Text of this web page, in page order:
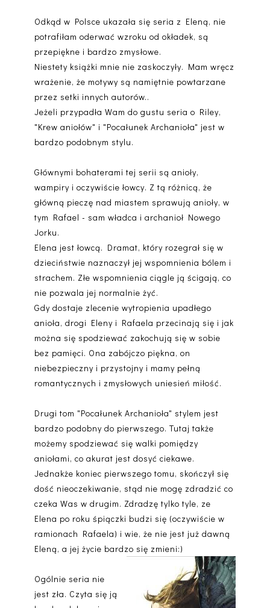
Odkąd w Polsce ukazała się seria z Eleną, nie
potrafiłam oderwać wzroku od okładek, są
przepiękne i bardzo zmysłowe.
Niestety książki mnie nie zaskoczyły. Mam wręcz
wrażenie, że motywy są namiętnie powtarzane
przez setki innych autorów..
Jeżeli przypadła Wam do gustu seria o Riley,
"Krew aniołów" i "Pocałunek Archanioła" jest w
bardzo podobnym stylu.
Głównymi bohaterami tej serii są anioły,
wampiry i oczywiście łowcy. Z tą różnicą, że
główną pieczę nad miastem sprawują anioły, w
tym Rafael - sam władca i archanioł Nowego
Jorku.
Elena jest łowcą. Dramat, który rozegrał się w
dzieciństwie naznaczył jej wspomnienia bólem i
strachem. Złe wspomnienia ciągle ją ścigają, co
nie pozwala jej normalnie żyć.
Gdy dostaje zlecenie wytropienia upadłego
anioła, drogi Eleny i Rafaela przecinają się i jak
można się spodziewać zakochują się w sobie
bez pamięci. Ona zabójczo piękna, on
niebezpieczny i przystojny i mamy pełną
romantycznych i zmysłowych uniesień miłość.
Drugi tom "Pocałunek Archanioła" stylem jest
bardzo podobny do pierwszego. Tutaj także
możemy spodziewać się walki pomiędzy
aniołami, co akurat jest dosyć ciekawe.
Jednakże koniec pierwszego tomu, skończył się
dość nieoczekiwanie, stąd nie mogę zdradzić co
czeka Was w drugim. Zdradzę tylko tyle, ze
Elena po roku śpiączki budzi się (oczywiście w
ramionach Rafaela) i wie, że nie jest już dawną
Eleną, a jej życie bardzo się zmieni:)
Ogólnie seria nie
jest zła. Czyta się ją